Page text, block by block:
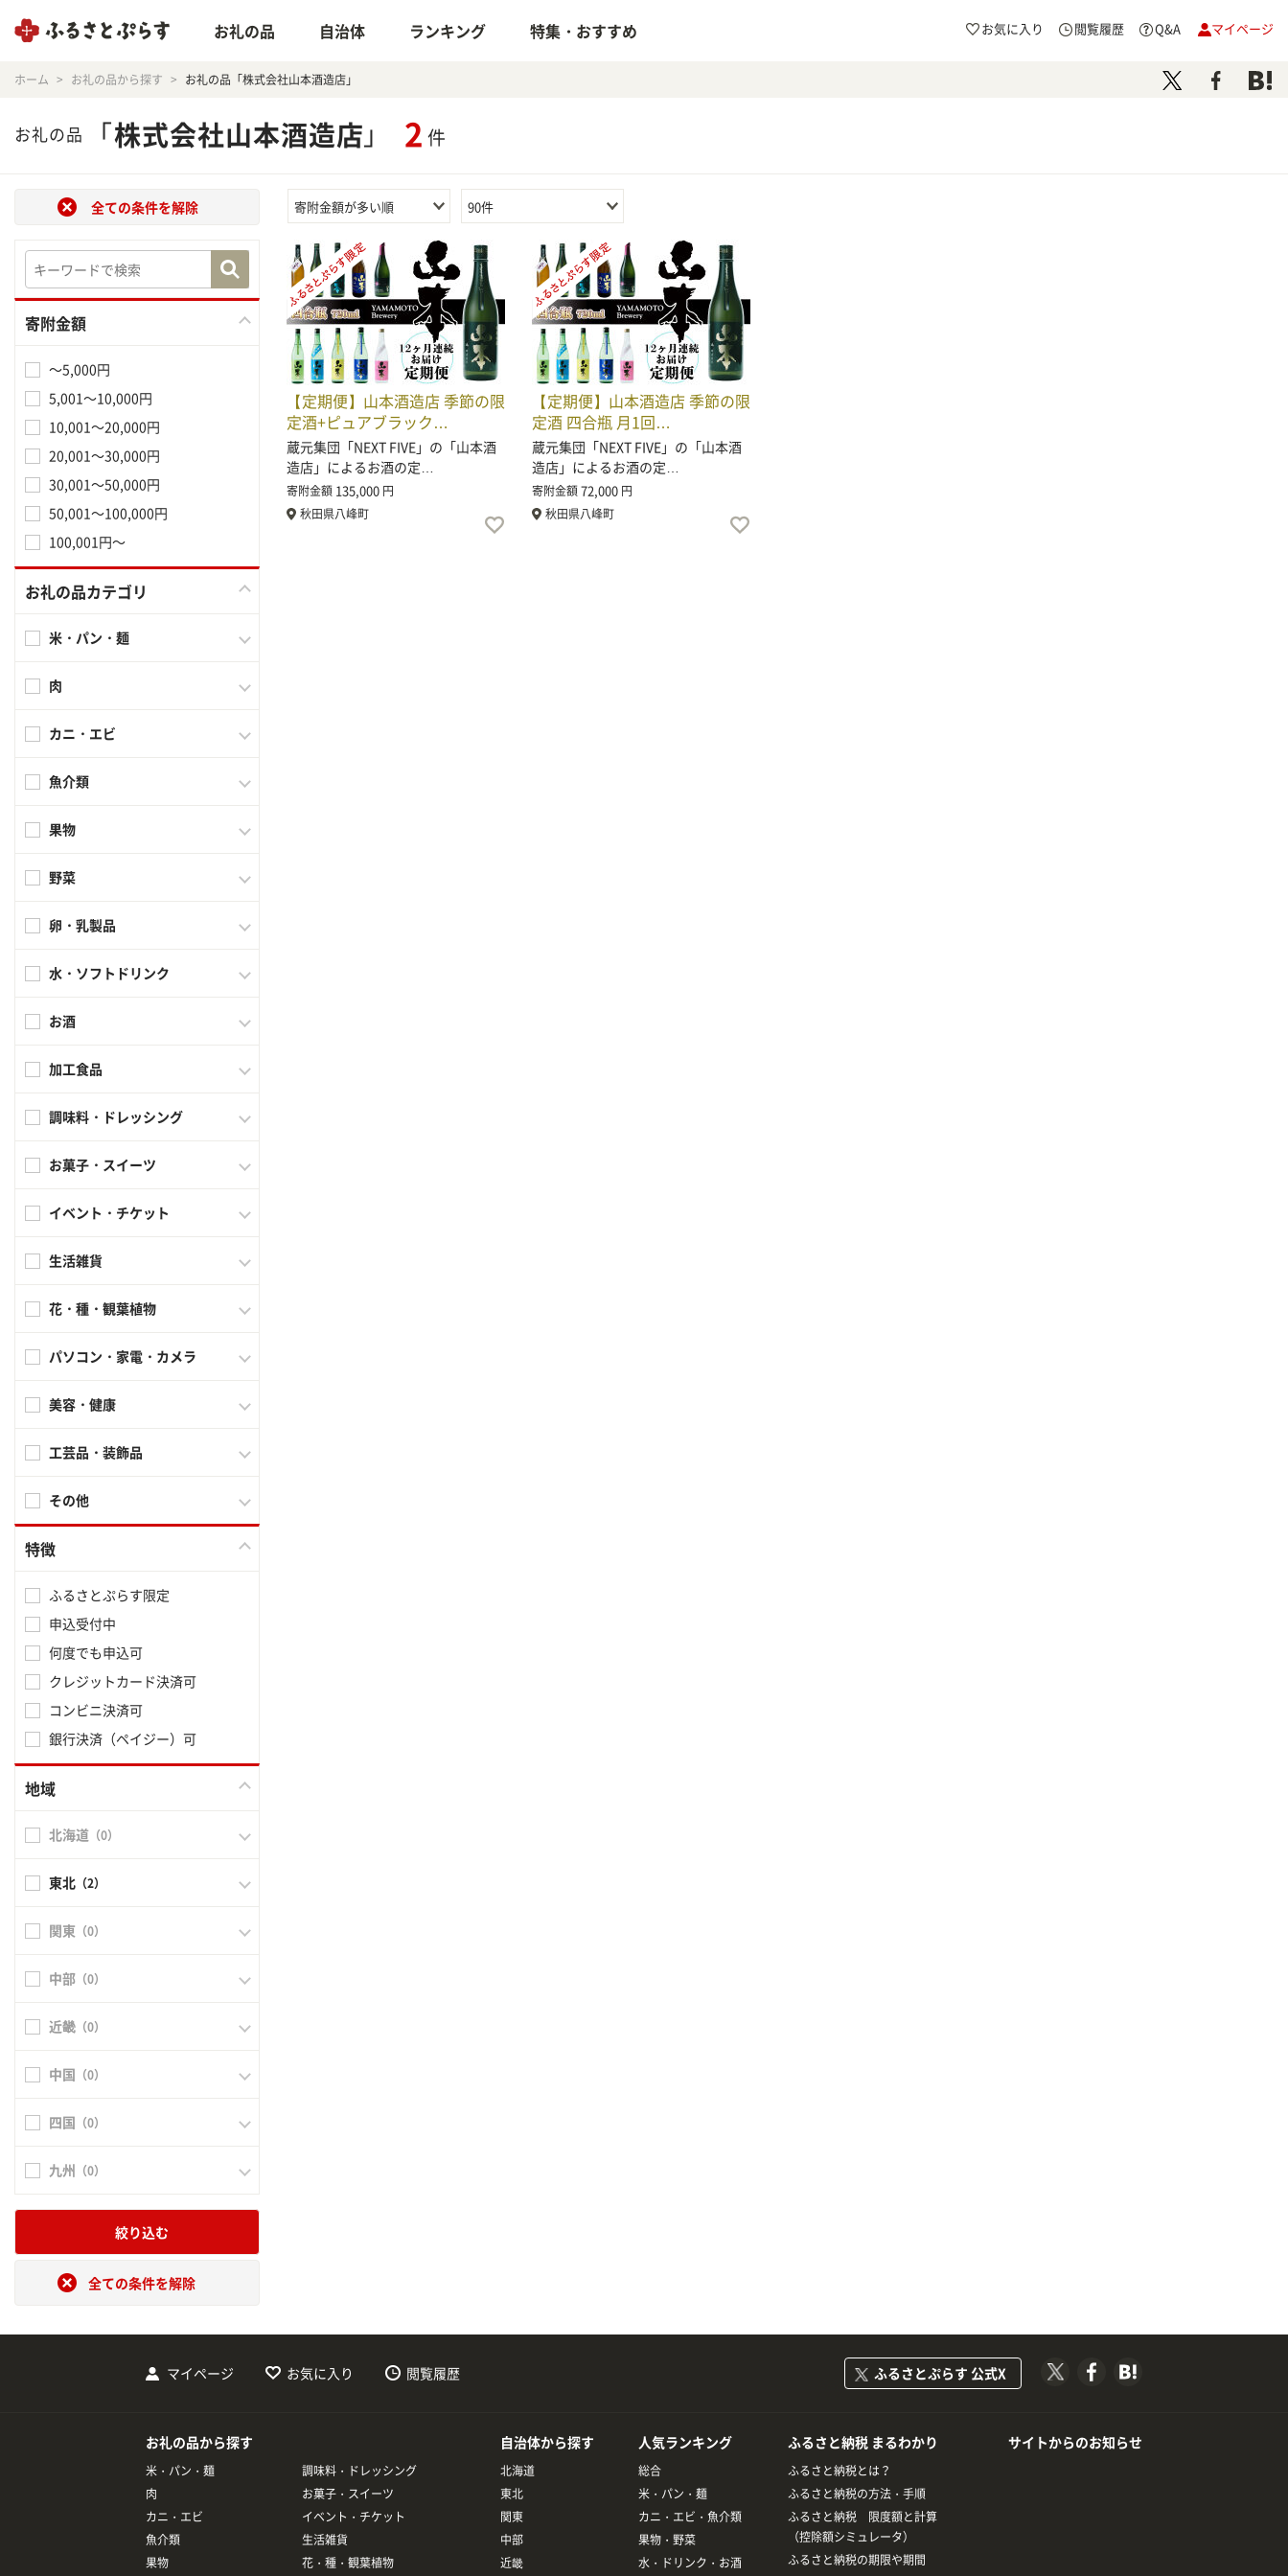
お礼の品 自治体 ランキング 特集・おすすめ お気に入り 閲覧履歴 Q&A マイページ
ホーム お礼の品から探す お礼の品「株式会社山本酒造店」
お礼の品「株式会社山本酒造店」 2 件
全ての条件を解除
寄附金額
～5,000円
5,001～10,000円
10,001～20,000円
20,001～30,000円
30,001～50,000円
50,001～100,000円
100,001円～
お礼の品カテゴリ
米・パン・麺
肉
カニ・エビ
魚介類
果物
野菜
卵・乳製品
水・ソフトドリンク
お酒
加工食品
調味料・ドレッシング
お菓子・スイーツ
イベント・チケット
生活雑貨
花・種・観葉植物
パソコン・家電・カメラ
美容・健康
工芸品・装飾品
その他
特徴
ふるさとぷらす限定
申込受付中
何度でも申込可
クレジットカード決済可
コンビニ決済可
銀行決済（ペイジー）可
地域
北海道 （0）
東北 （2）
関東 （0）
中部 （0）
近畿 （0）
中国 （0）
四国 （0）
九州 （0）
絞り込む
全ての条件を解除
寄附金額が多い順 90件
【定期便】山本酒造店 季節の限
定酒+ピュアブラック…
蔵元集団「NEXT FIVE」の「山本酒
造店」によるお酒の定…
寄附金額 135,000 円
秋田県八峰町
【定期便】山本酒造店 季節の限
定酒 四合瓶 月1回…
蔵元集団「NEXT FIVE」の「山本酒
造店」によるお酒の定…
寄附金額72,000 円
秋田県八峰町
マイページ お気に入り 閲覧履歴 ふるさとぷらす 公式X
お礼の品から探す
米・パン・麺
肉
カニ・エビ
魚介類
果物
調味料・ドレッシング
お菓子・スイーツ
イベント・チケット
生活雑貨
花・種・観葉植物
自治体から探す
北海道
東北
関東
中部
近畿
人気ランキング
総合
米・パン・麺
カニ・エビ・魚介類
果物・野菜
水・ドリンク・お酒
ふるさと納税 まるわかり
ふるさと納税とは？
ふるさと納税の方法・手順
ふるさと納税 限度額と計算
（控除額シミュレータ）
ふるさと納税の期限や期間
サイトからのお知らせ